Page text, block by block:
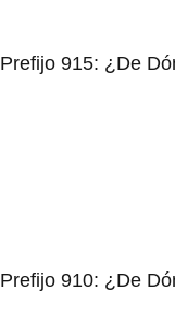
Prefijo 915: ¿De
Prefijo 910: ¿De